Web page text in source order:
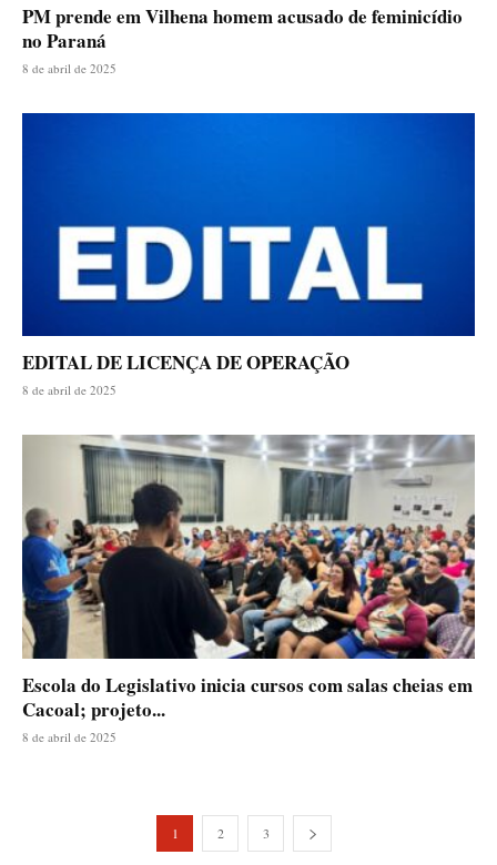
PM prende em Vilhena homem acusado de feminicídio
no Paraná
8 de abril de 2025
EDITAL DE LICENÇA DE OPERAÇÃO
8 de abril de 2025
Escola do Legislativo inicia cursos com salas cheias em
Cacoal; projeto...
8 de abril de 2025
1 2 3